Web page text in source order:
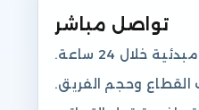
تواصل مباشر
خلال 24 ساعة.
القطاع وحجم الفريق.